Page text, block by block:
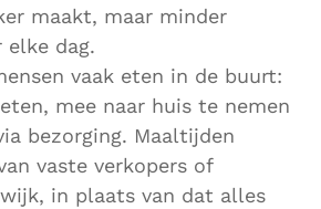
maakt, maar minder
elke dag.
vaak eten in de buurt:
mee naar huis te nemen
bezorging. Maaltijden
vaste verkopers of
in plaats van dat alles